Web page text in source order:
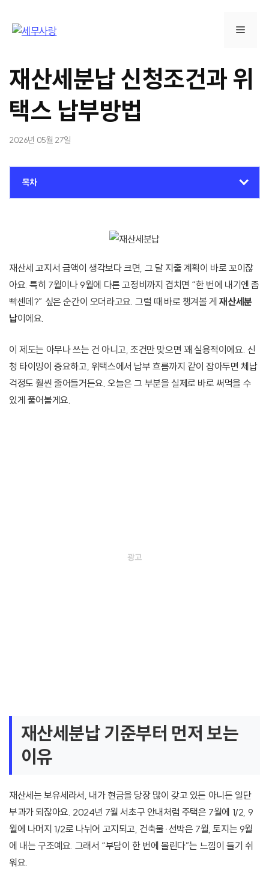
메
뉴
재산세분납 신청조건과 위
택스 납부방법
2026년 05월 27일
목차
재산세 고지서 금액이 생각보다 크면, 그 달 지출 계획이 바로 꼬이잖
아요. 특히 7월이나 9월에 다른 고정비까지 겹치면 “한 번에 내기엔 좀
빡센데?” 싶은 순간이 오더라고요. 그럴 때 바로 챙겨볼 게재산세분
납이에요.
이 제도는 아무나 쓰는 건 아니고, 조건만 맞으면 꽤 실용적이에요. 신
청 타이밍이 중요하고, 위택스에서 납부 흐름까지 같이 잡아두면 체납
걱정도 훨씬 줄어들거든요. 오늘은 그 부분을 실제로 바로 써먹을 수
있게 풀어볼게요.
재산세분납 기준부터 먼저 보는
이유
재산세는 보유세라서, 내가 현금을 당장 많이 갖고 있든 아니든 일단
부과가 되잖아요. 2024년 7월 서초구 안내처럼 주택은 7월에 1/2, 9
월에 나머지 1/2로 나뉘어 고지되고, 건축물·선박은 7월, 토지는 9월
에 내는 구조예요. 그래서 “부담이 한 번에 몰린다”는 느낌이 들기 쉬
워요.